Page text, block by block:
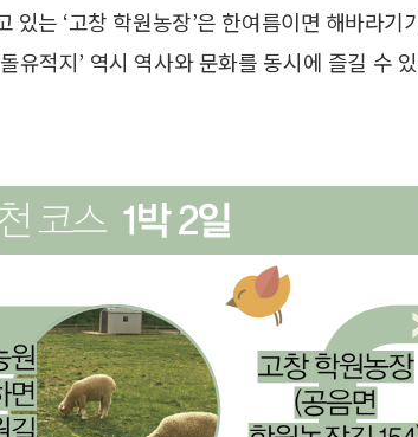
있는 ‘고창 학원농장’은 한여름이면 해바라기
돌유적지’ 역시 역사와 문화를 동시에 즐길 수